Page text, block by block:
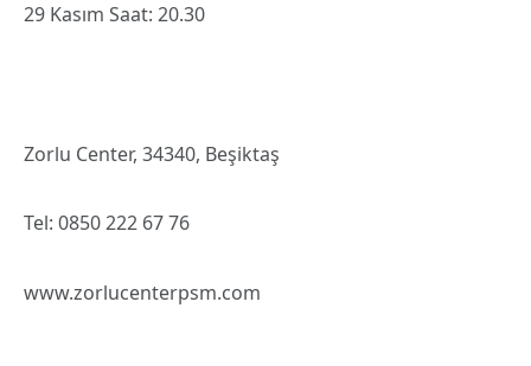
29 Kasım Saat: 20.30
Zorlu Center, 34340, Beşiktaş
Tel: 0850 222 67 76
www.zorlucenterpsm.com